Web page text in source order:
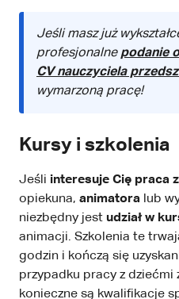
Jeśli masz już
profesjonalnepodanie
CV nauczyciela
wymarzoną pracę!
Kursy i szkolenia
Jeśli interesuje Cię praca
opiekuna, animatora lub
niezbędny jest udział w
animacji. Szkolenia te
godzin i kończą się
przypadku pracy z dziećmi
konieczne są kwalifikacje